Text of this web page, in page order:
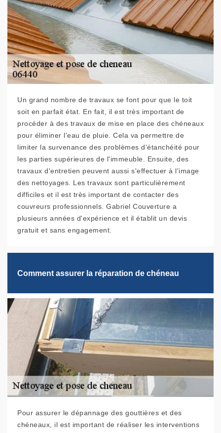
Un grand nombre de travaux se font pour que le toit
soit en parfait état. En fait, il est très important de
procéder à des travaux de mise en place des chéneaux
pour éliminer l'eau de pluie. Cela va permettre de
limiter la survenance des problèmes d'étanchéité pour
les parties supérieures de l'immeuble. Ensuite, des
travaux d'entretien peuvent aussi s'effectuer à l'image
des nettoyages. Les travaux sont particulièrement
difficiles et il est très important de contacter des
couvreurs professionnels. Gabriel Couverture a
plusieurs années d'expérience et il établit un devis
gratuit et sans engagement.
Comment assurer la réparation de chéneau
Pour assurer le dépannage des gouttières et des
chéneaux, il est important de réaliser les interventions